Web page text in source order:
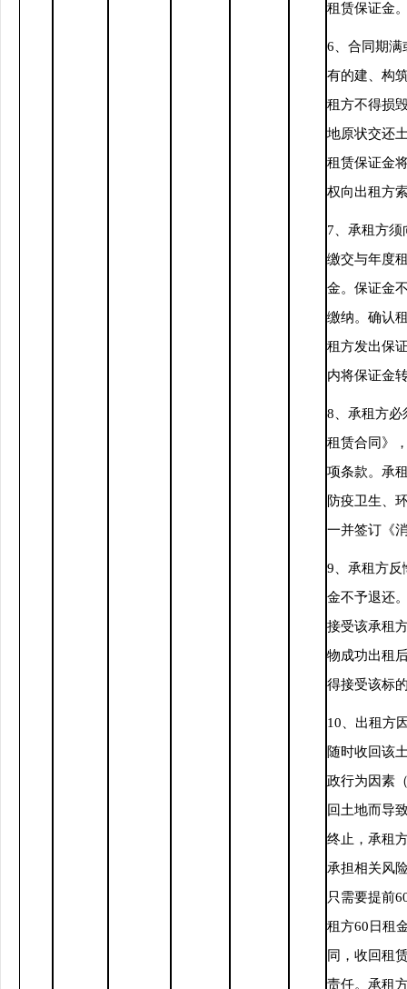
租赁保证金
6、合同期满
有的建、构
租方不得损
地原状交还
租赁保证金
权向出租方
7、承租方
缴交与年度
金。保证金
缴纳。确认
租方发出保
内将保证金
8、承租方必
租赁合同》
项条款。承
防疫卫生、
一并签订《
9、承租方反
金不予退还
接受该承租
物成功出租
得接受该标
10、出租方
随时收回该
政行为因素
回土地而导
终止，承租
承担相关风
只需要提前
租方60日租
同，收回租
责任。承租